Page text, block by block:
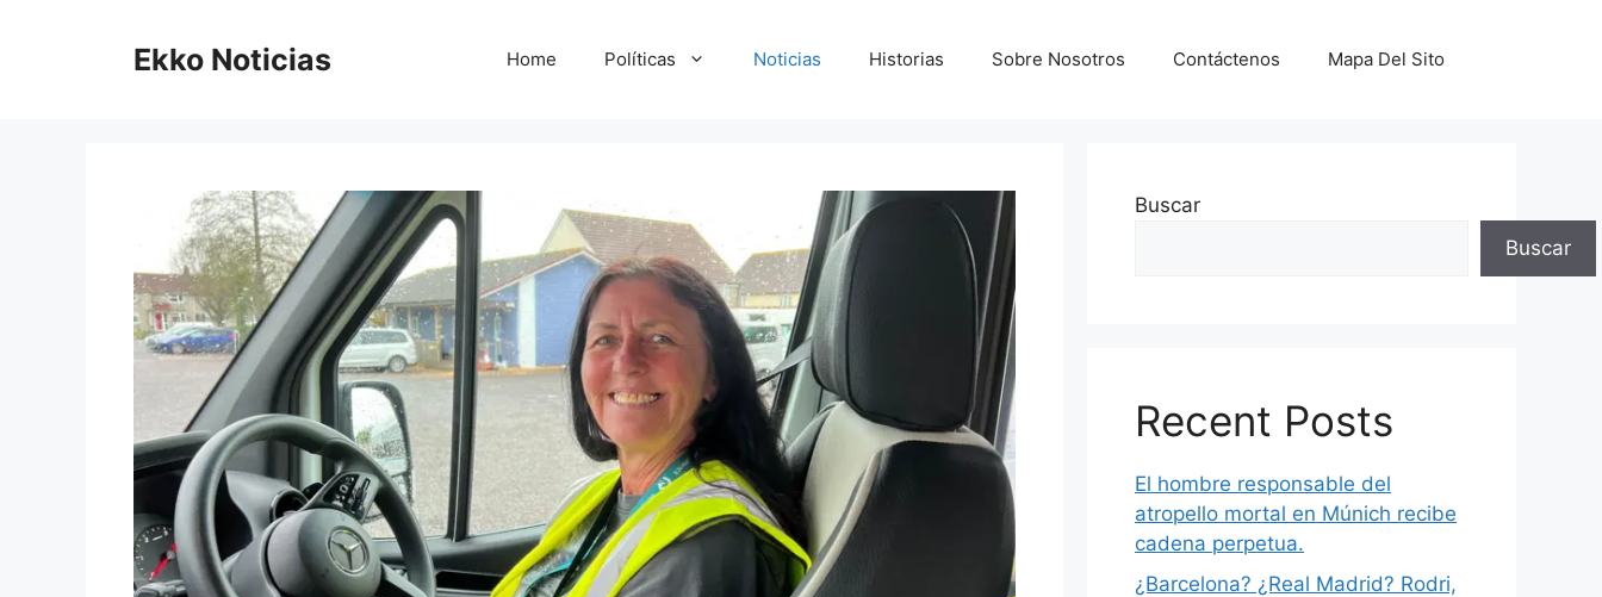
Ekko Noticias Home Políticas Noticias Historias Sobre Nosotros Contáctenos Mapa Del Sito
Buscar
Buscar
Recent Posts
El hombre responsable del
atropello mortal en Múnich recibe
cadena perpetua.
¿Barcelona? ¿Real Madrid? Rodri,